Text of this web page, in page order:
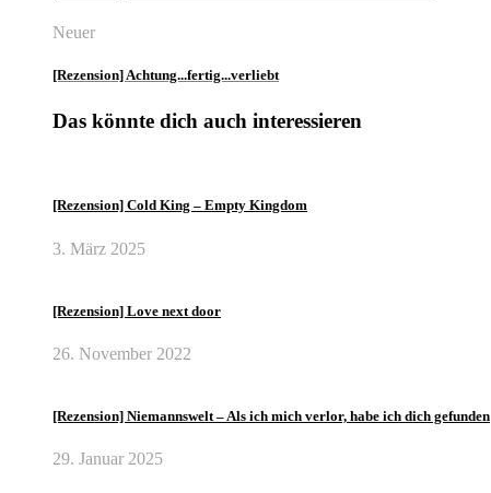
Neuer
[Rezension] Achtung...fertig...verliebt
Das könnte dich auch interessieren
[Rezension] Cold King – Empty Kingdom
3. März 2025
[Rezension] Love next door
26. November 2022
[Rezension] Niemannswelt – Als ich mich verlor, habe ich dich gefunden
29. Januar 2025